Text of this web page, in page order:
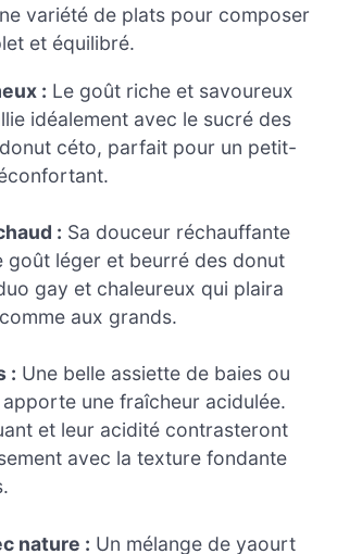
variété de plats pour composer
et équilibré.
: Le goût riche et savoureux
idéalement avec le sucré des
céto, parfait pour un petit-
: Sa douceur réchauffante
goût léger et beurré des donut
gay et chaleureux qui plaira
aux grands.
: Une belle assiette de baies ou
apporte une fraîcheur acidulée.
et leur acidité contrasteront
avec la texture fondante
nature : Un mélange de yaourt